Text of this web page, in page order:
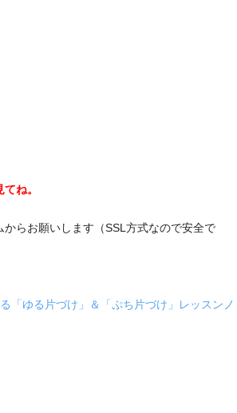
ね。
らお願いします（SSL方式なので安全で
「ゆる片づけ」＆「ぷち片づけ」レッスンノ